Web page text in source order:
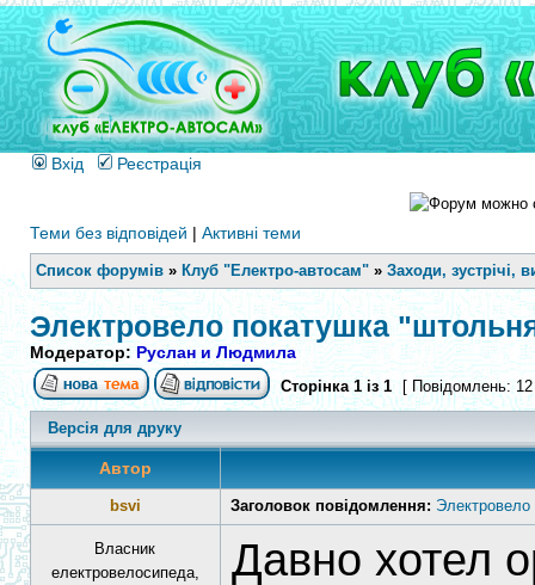
Вхід Реєстрація
Теми без відповідей | Активні теми
Список форумів » Клуб "Електро-автосам" » Заходи, зустрічі,
Электровело покатушка
Модератор:Руслан и Людмила
Сторінка 1із1 [ Повідомлень:
Версія для друку
Автор
bsvi Заголовок повідомлення:
Власник
електровелосипеда,
Давно хотел